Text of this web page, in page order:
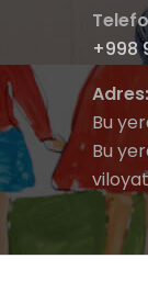
+998
Adres:
Bu
Bu